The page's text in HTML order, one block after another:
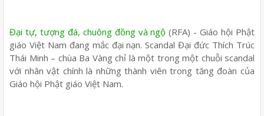
Đại tự, tượng đá, chuông đồng và ngộ (RFA) - Giáo hội Phật
giáo Việt Nam đang mắc đại nạn. Scandal Đại đức Thích Trúc
Thái Minh – chùa Ba Vàng chỉ là một trong một chuỗi scandal
với nhân vật chính là những thành viên trong tăng đoàn của
Giáo hội Phật giáo Việt Nam.